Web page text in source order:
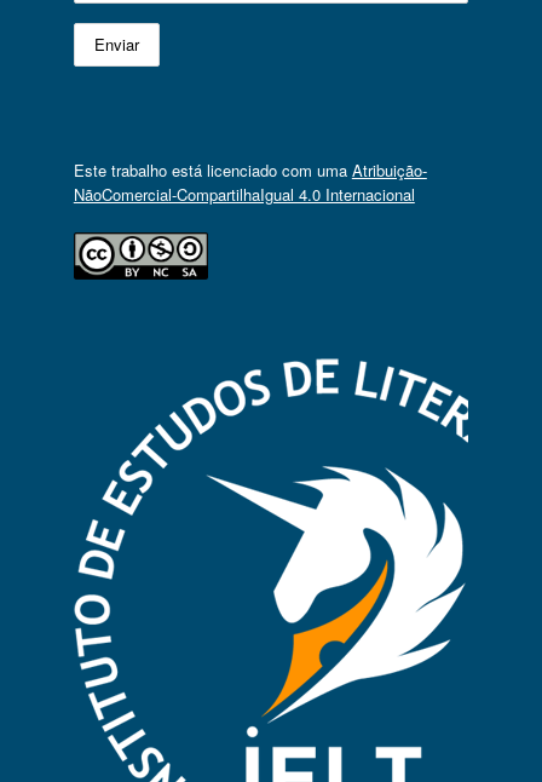
Este trabalho está licenciado com uma Atribuição-
NãoComercial-CompartilhaIgual 4.0 Internacional